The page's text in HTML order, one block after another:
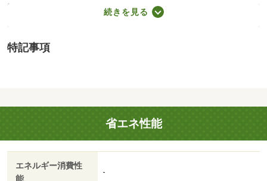
所独立・浴室乾燥機などが揃っているので、快適に過ごし
やすいお部屋になります。エアコンの付いたアパートなの
焚き機能付きです。この物件はバルコニー付きで、用途に
評の、ＢＳ対応のアパートとなっています。駐輪場付きの
アパートです。・賃貸保証等：加入要（ハウスリーブ ハ
ウスリーブ株式会社 契約時保証委託料：２．２万／月額
保証委託料：賃料総額の２．２％又は５．５％ ※ペット
可は２．５万／２．５％）・管理形態／管理員の勤務形
続きを見る
特記事項
省エネ性能
エネルギー消費性
能
-